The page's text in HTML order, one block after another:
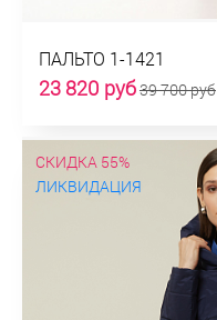
ПАЛЬТО 1-1421
23 820 руб39 700 руб
СКИДКА 55%
ЛИКВИДАЦИЯ